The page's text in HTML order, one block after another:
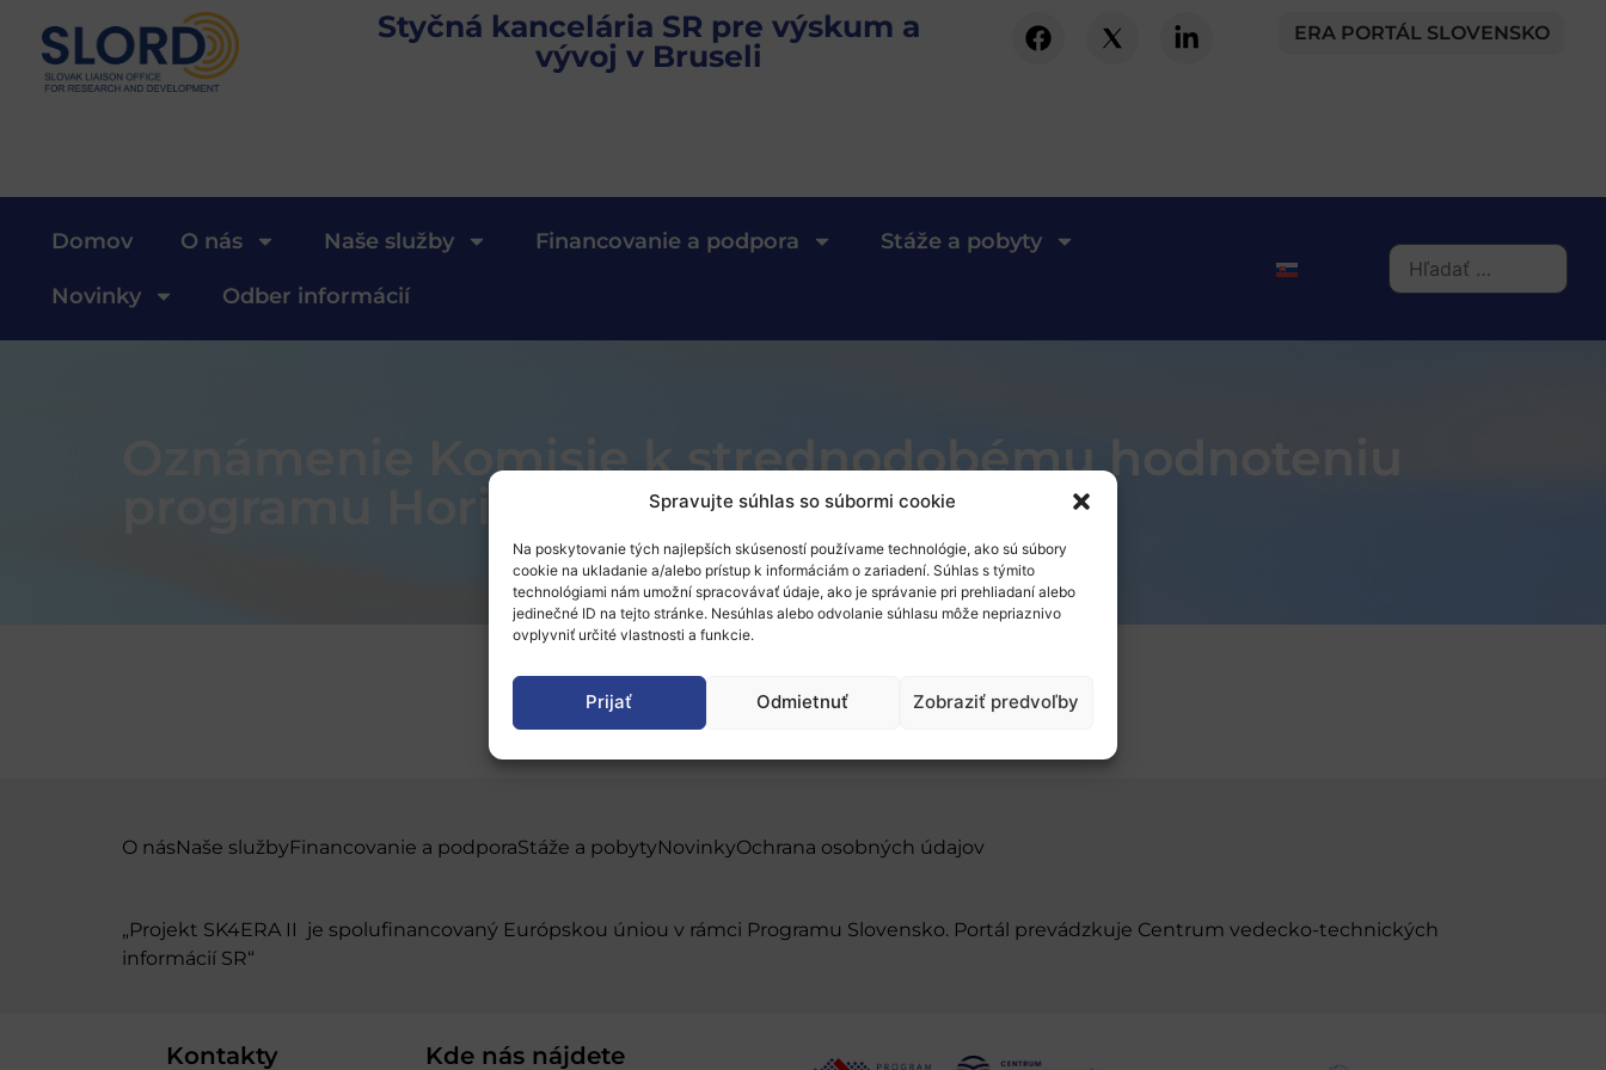
Spravujte súhlas so súbormi cookie
Na poskytovanie tých najlepších skúseností používame technológie, ako sú súbory
cookie na ukladanie a/alebo prístup k informáciám o zariadení. Súhlas s týmito
technológiami nám umožní spracovávať údaje, ako je správanie pri prehliadaní alebo
jedinečné ID na tejto stránke. Nesúhlas alebo odvolanie súhlasu môže nepriaznivo
ovplyvniť určité vlastnosti a funkcie.
Prijať Odmietnuť Zobraziť predvoľby
Styčná kancelária SR pre výskum a
vývoj v Bruseli
ERA PORTÁL SLOVENSKO
Domov O nás Naše služby Financovanie a podpora Stáže a pobyty
Novinky Odber informácií
Oznámenie Komisie k strednodobému hodnoteniu
programu Horizont 2020
O násNaše službyFinancovanie a podporaStáže a pobytyNovinkyOchrana osobných údajov
„Projekt SK4ERA II je spolufinancovaný Európskou úniou v rámci Programu Slovensko. Portál prevádzkuje Centrum vedecko-technických
informácií SR“
Kontakty Kde nás nájdete